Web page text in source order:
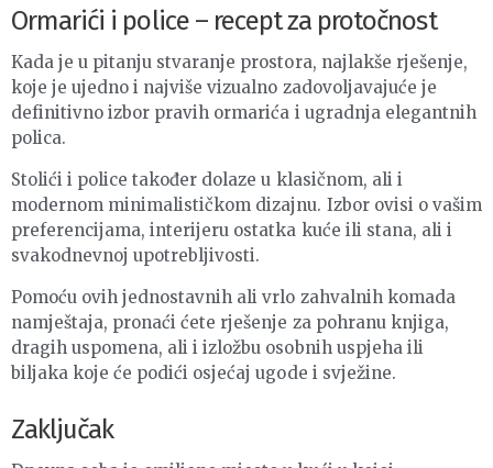
Ormarići i police – recept za protočnost
Kada je u pitanju stvaranje prostora, najlakše rješenje,
koje je ujedno i najviše vizualno zadovoljavajuće je
definitivno izbor pravih ormarića i ugradnja elegantnih
polica.
Stolići i police također dolaze u klasičnom, ali i
modernom minimalističkom dizajnu. Izbor ovisi o vašim
preferencijama, interijeru ostatka kuće ili stana, ali i
svakodnevnoj upotrebljivosti.
Pomoću ovih jednostavnih ali vrlo zahvalnih komada
namještaja, pronaći ćete rješenje za pohranu knjiga,
dragih uspomena, ali i izložbu osobnih uspjeha ili
biljaka koje će podići osjećaj ugode i svježine.
Zaključak